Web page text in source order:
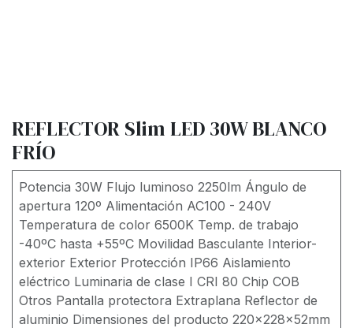
REFLECTOR Slim LED 30W BLANCO
FRÍO
Potencia 30W Flujo luminoso 2250lm Ángulo de
apertura 120º Alimentación AC100 - 240V
Temperatura de color 6500K Temp. de trabajo
-40ºC hasta +55ºC Movilidad Basculante Interior-
exterior Exterior Protección IP66 Aislamiento
eléctrico Luminaria de clase I CRI 80 Chip COB
Otros Pantalla protectora Extraplana Reflector de
aluminio Dimensiones del producto 220x228x52mm